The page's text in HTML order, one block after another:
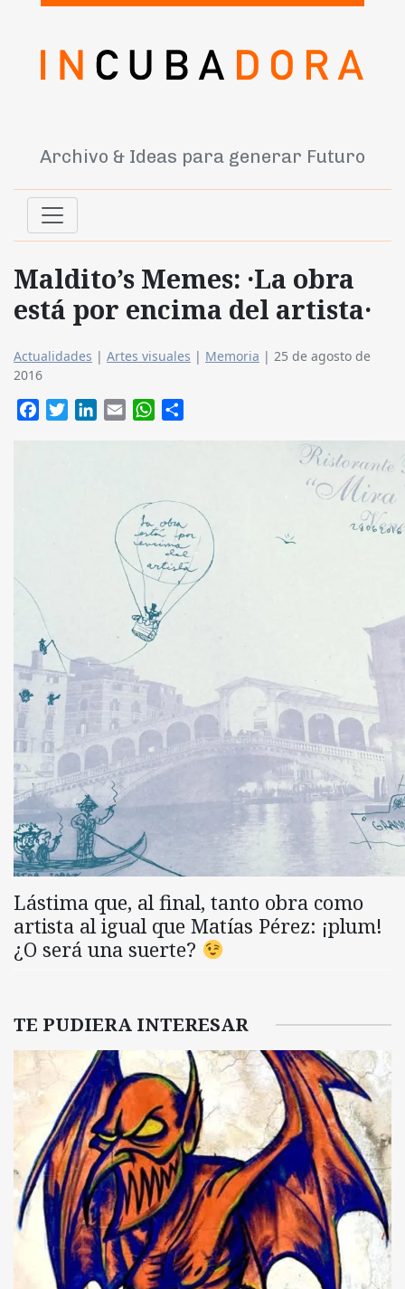
Archivo & Ideas para generar Futuro
Maldito’s Memes: ·La obra
está por encima del artista·
Actualidades | Artes visuales | Memoria | 25 de agosto de
2016
FacebookTwitterLinkedIn
Email WhatsApp
Lástima que, al final, tanto obra como
artista al igual que Matías Pérez: ¡plum!
¿O será una suerte?
TE PUDIERA INTERESAR